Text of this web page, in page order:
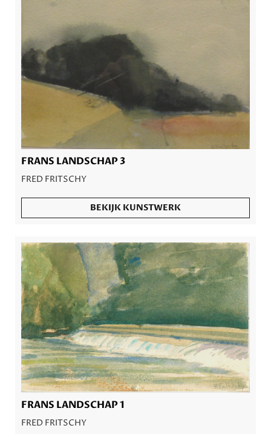
FRANS LANDSCHAP 3
FRED FRITSCHY
BEKIJK KUNSTWERK
FRANS LANDSCHAP 1
FRED FRITSCHY